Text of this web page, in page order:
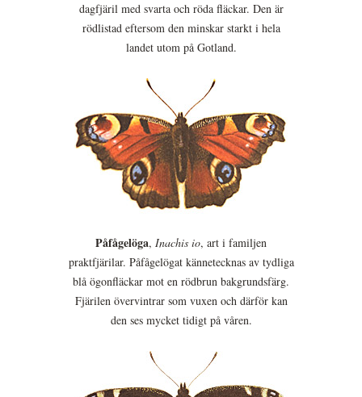
dagfjäril med svarta och röda fläckar. Den är
rödlistad eftersom den minskar starkt i hela
landet utom på Gotland.
Påfågelöga, Inachis io, art i familjen
praktfjärilar. Påfågelögat kännetecknas av tydliga
blå ögonfläckar mot en rödbrun bakgrundsfärg.
Fjärilen övervintrar som vuxen och därför kan
den ses mycket tidigt på våren.